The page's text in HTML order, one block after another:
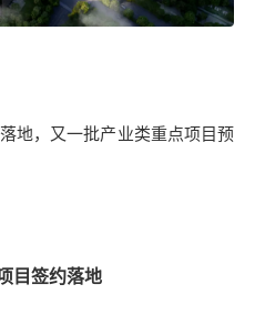
地， 又一批产业类重点项目预
目签约落地